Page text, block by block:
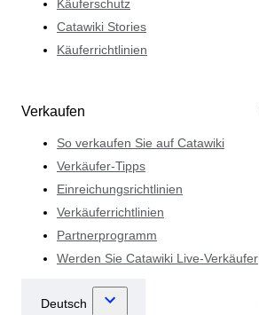
Käuferschutz
Catawiki Stories
Käuferrichtlinien
Verkaufen
So verkaufen Sie auf Catawiki
Verkäufer-Tipps
Einreichungsrichtlinien
Verkäuferrichtlinien
Partnerprogramm
Werden Sie Catawiki Live-Verkäufer